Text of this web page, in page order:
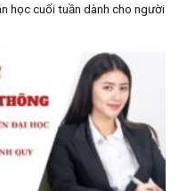
học cuối tuần dành cho người